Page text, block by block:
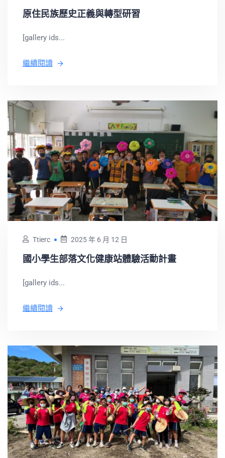
原住民族歷史正義與轉型研習
[gallery ids...
繼續閱讀
Ttierc 2025 年 6 月 12 日
國小學生部落文化健康站體驗活動計畫
[gallery ids...
繼續閱讀